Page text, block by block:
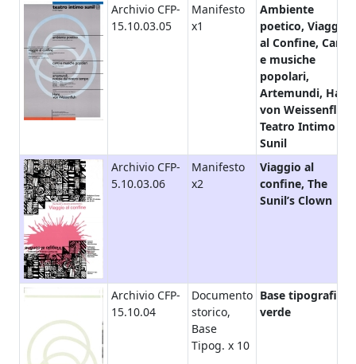
Archivio CFP-
15.10.03.05
Manifesto
x1
Ambiente
poetico, Viaggio
al Confine, Canti
e musiche
popolari,
Artemundi, Hans
von Weissenfluh,
Teatro Intimo
Sunil
Archivio CFP-
5.10.03.06
Manifesto
x2
Viaggio al
confine, The
Sunil’s Clown
Archivio CFP-
15.10.04
Documento
storico,
Base
Tipog. x 10
Base tipografica
verde